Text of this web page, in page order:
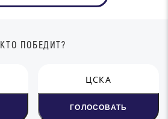
КТО ПОБЕДИТ?
ЦСКА
ГОЛОСОВАТЬ